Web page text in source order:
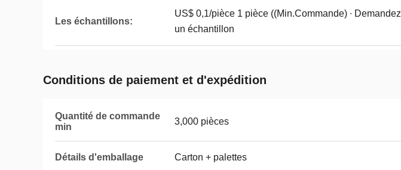
Les échantillons:
US$ 0,1/pièce 1 pièce ((Min.Commande) ∙ Demandez
un échantillon
Conditions de paiement et d'expédition
Quantité de commande
min
3,000 pièces
Détails d'emballage Carton + palettes